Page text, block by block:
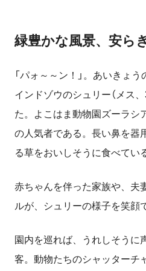
緑豊かな風景、安ら
「パォ～～ン！」。あいきょ
インドゾウのシュリー（メス
た。よこはま動物園ズーラシ
の人気者である。長い鼻を器
る草をおいしそうに食べてい
赤ちゃんを伴った家族や、夫
ルが、シュリーの様子を笑顔
園内を巡れば、うれしそうに
客。動物たちのシャッターチ